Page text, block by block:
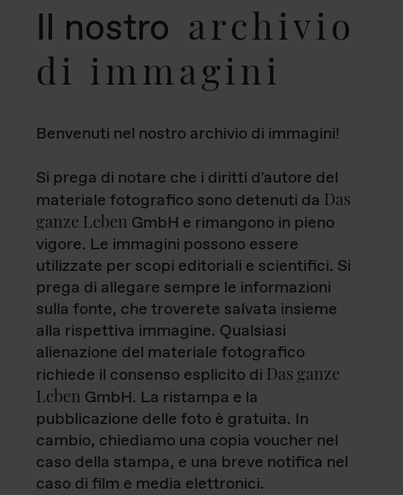
Il nostro archivio
di immagini
Benvenuti nel nostro archivio di immagini!
Si prega di notare che i diritti d'autore del
materiale fotografico sono detenuti da Das
ganze Leben GmbH e rimangono in pieno
vigore. Le immagini possono essere
utilizzate per scopi editoriali e scientifici. Si
prega di allegare sempre le informazioni
sulla fonte, che troverete salvata insieme
alla rispettiva immagine. Qualsiasi
alienazione del materiale fotografico
richiede il consenso esplicito di Das ganze
Leben GmbH. La ristampa e la
pubblicazione delle foto è gratuita. In
cambio, chiediamo una copia voucher nel
caso della stampa, e una breve notifica nel
caso di film e media elettronici.